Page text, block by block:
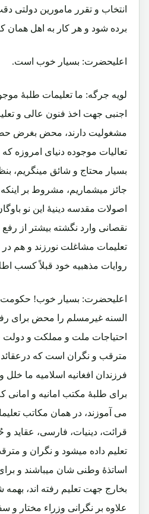
انتخاب و تقرر مامورین دولتی
برده شود و هر کار به اهل همان
اعلیحضرت: بسیار خوب است.
لویه جرگه: ما تعلیمات طلبۀ
اجنبی جهت اخذ فنون عالی و
مشغولیت دارند، محض بغرض
تعالیات موجوده دنیای امروزه که
بسیار محتاج و شائق مینگریم،
جائز میشماریم، مشروط بر
اصولات مقدسه دینیۀ این نو
نقصانی وارد نگشته بیشتر از
تعلیمات مشاغلت نورزند و هم در
روایات مذهبیه خود قبلاً کسب
اعلیحضرت: بسیار خوب! حکومت
السنه غیرمسلم را محض برای
احتیاجات ملت و مملکت و دولت
مترقب و نگران است که درعقائد
فرزندان افغانیه اسلامیه ما خلل
برای طلبۀ مکتب امانیه و امانی
می آموزند، در همان مکاتب
قرائت، دینیات، فارسی، عقاید
تعلیم داده میشود و نگران و
اساتذۀ وطنی شان میباشند و
بخارج جهت تعلیم رفته اند،
علاوه بر نگرانی وزراء مختار و